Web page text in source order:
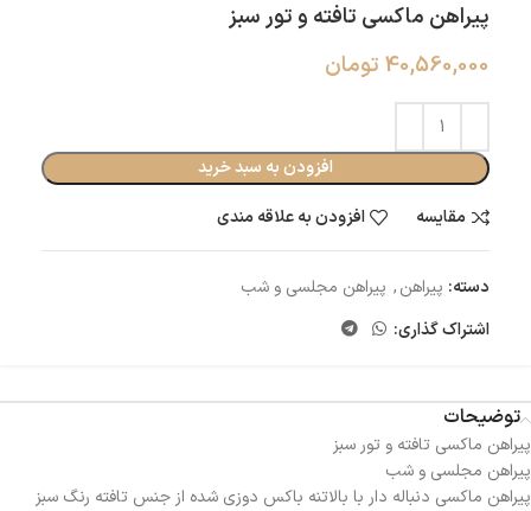
پیراهن ماکسی تافته و تور سبز
40,560,000 تومان
افزودن به سبد خرید
مقایسه
افزودن به علاقه مندی
دسته: پیراهن, پیراهن مجلسی و شب
اشتراک گذاری:
توضیحات
پیراهن ماکسی تافته و تور سبز
پیراهن مجلسی و شب
پیراهن ماکسی دنباله دار با بالاتنه باکس دوزی شده از جنس تافته رنگ سبز